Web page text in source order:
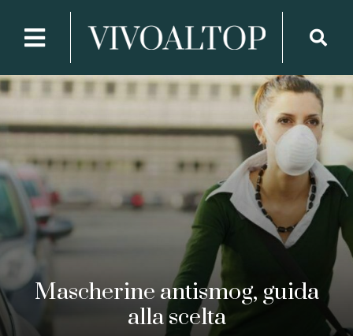
Mascherine antismog, guida
alla scelta